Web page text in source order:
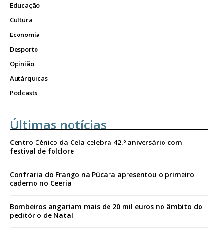
Educação
Cultura
Economia
Desporto
Opinião
Autárquicas
Podcasts
Últimas notícias
Centro Cénico da Cela celebra 42.º aniversário com
festival de folclore
Confraria do Frango na Púcara apresentou o primeiro
caderno no Ceeria
Bombeiros angariam mais de 20 mil euros no âmbito do
peditório de Natal